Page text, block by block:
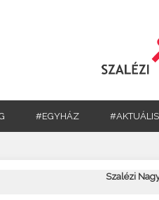
#EGYHÁZ #AKTUÁLIS
Szalézi